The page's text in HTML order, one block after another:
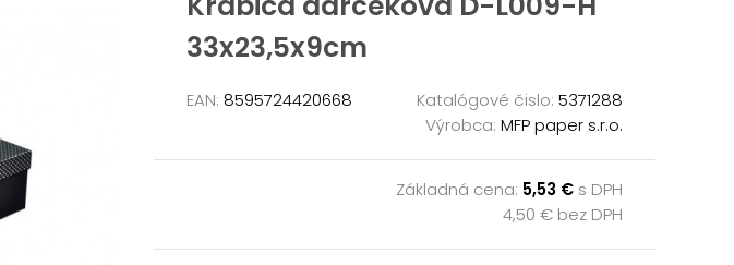
33x23,5x9cm
EAN: 8595724420668 Katalógové čislo: 5371288
Výrobca: MFP paper s.r.o.
Základná cena: 5,53 € s DPH
4,50 € bez DPH